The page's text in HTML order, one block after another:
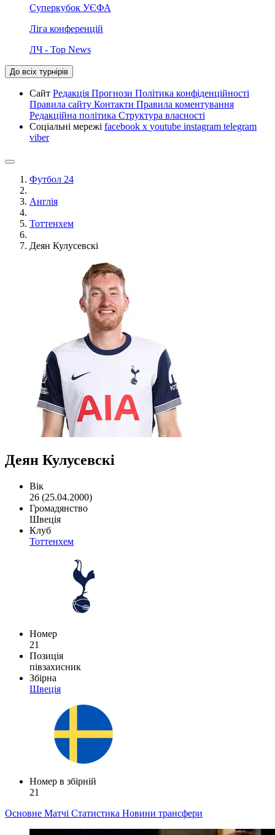
Суперкубок УЄФА
Ліга конференцій
ЛЧ - Top News
До всіх турнірів
Сайт Редакція Прогнози Політика конфіденційності
Правила сайту Контакти Правила коментування
Редакційна політика Структура власності
Соціальні мережі facebook x youtube instagram telegram
viber
Футбол 24
Англія
Тоттенхем
Деян Кулусевскі
Деян Кулусевскі
Вік
26 (25.04.2000)
Громадянство
Швеція
Клуб
Тоттенхем
Номер
21
Позиція
півзахисник
Збірна
Швеція
Номер в збірній
21
Основне Матчі Статистика Новини трансфери